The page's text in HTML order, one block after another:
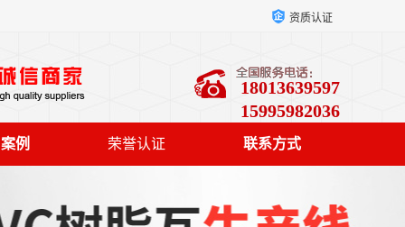
资质认证
18013639597
15995982036
例 荣誉认证 联系方式